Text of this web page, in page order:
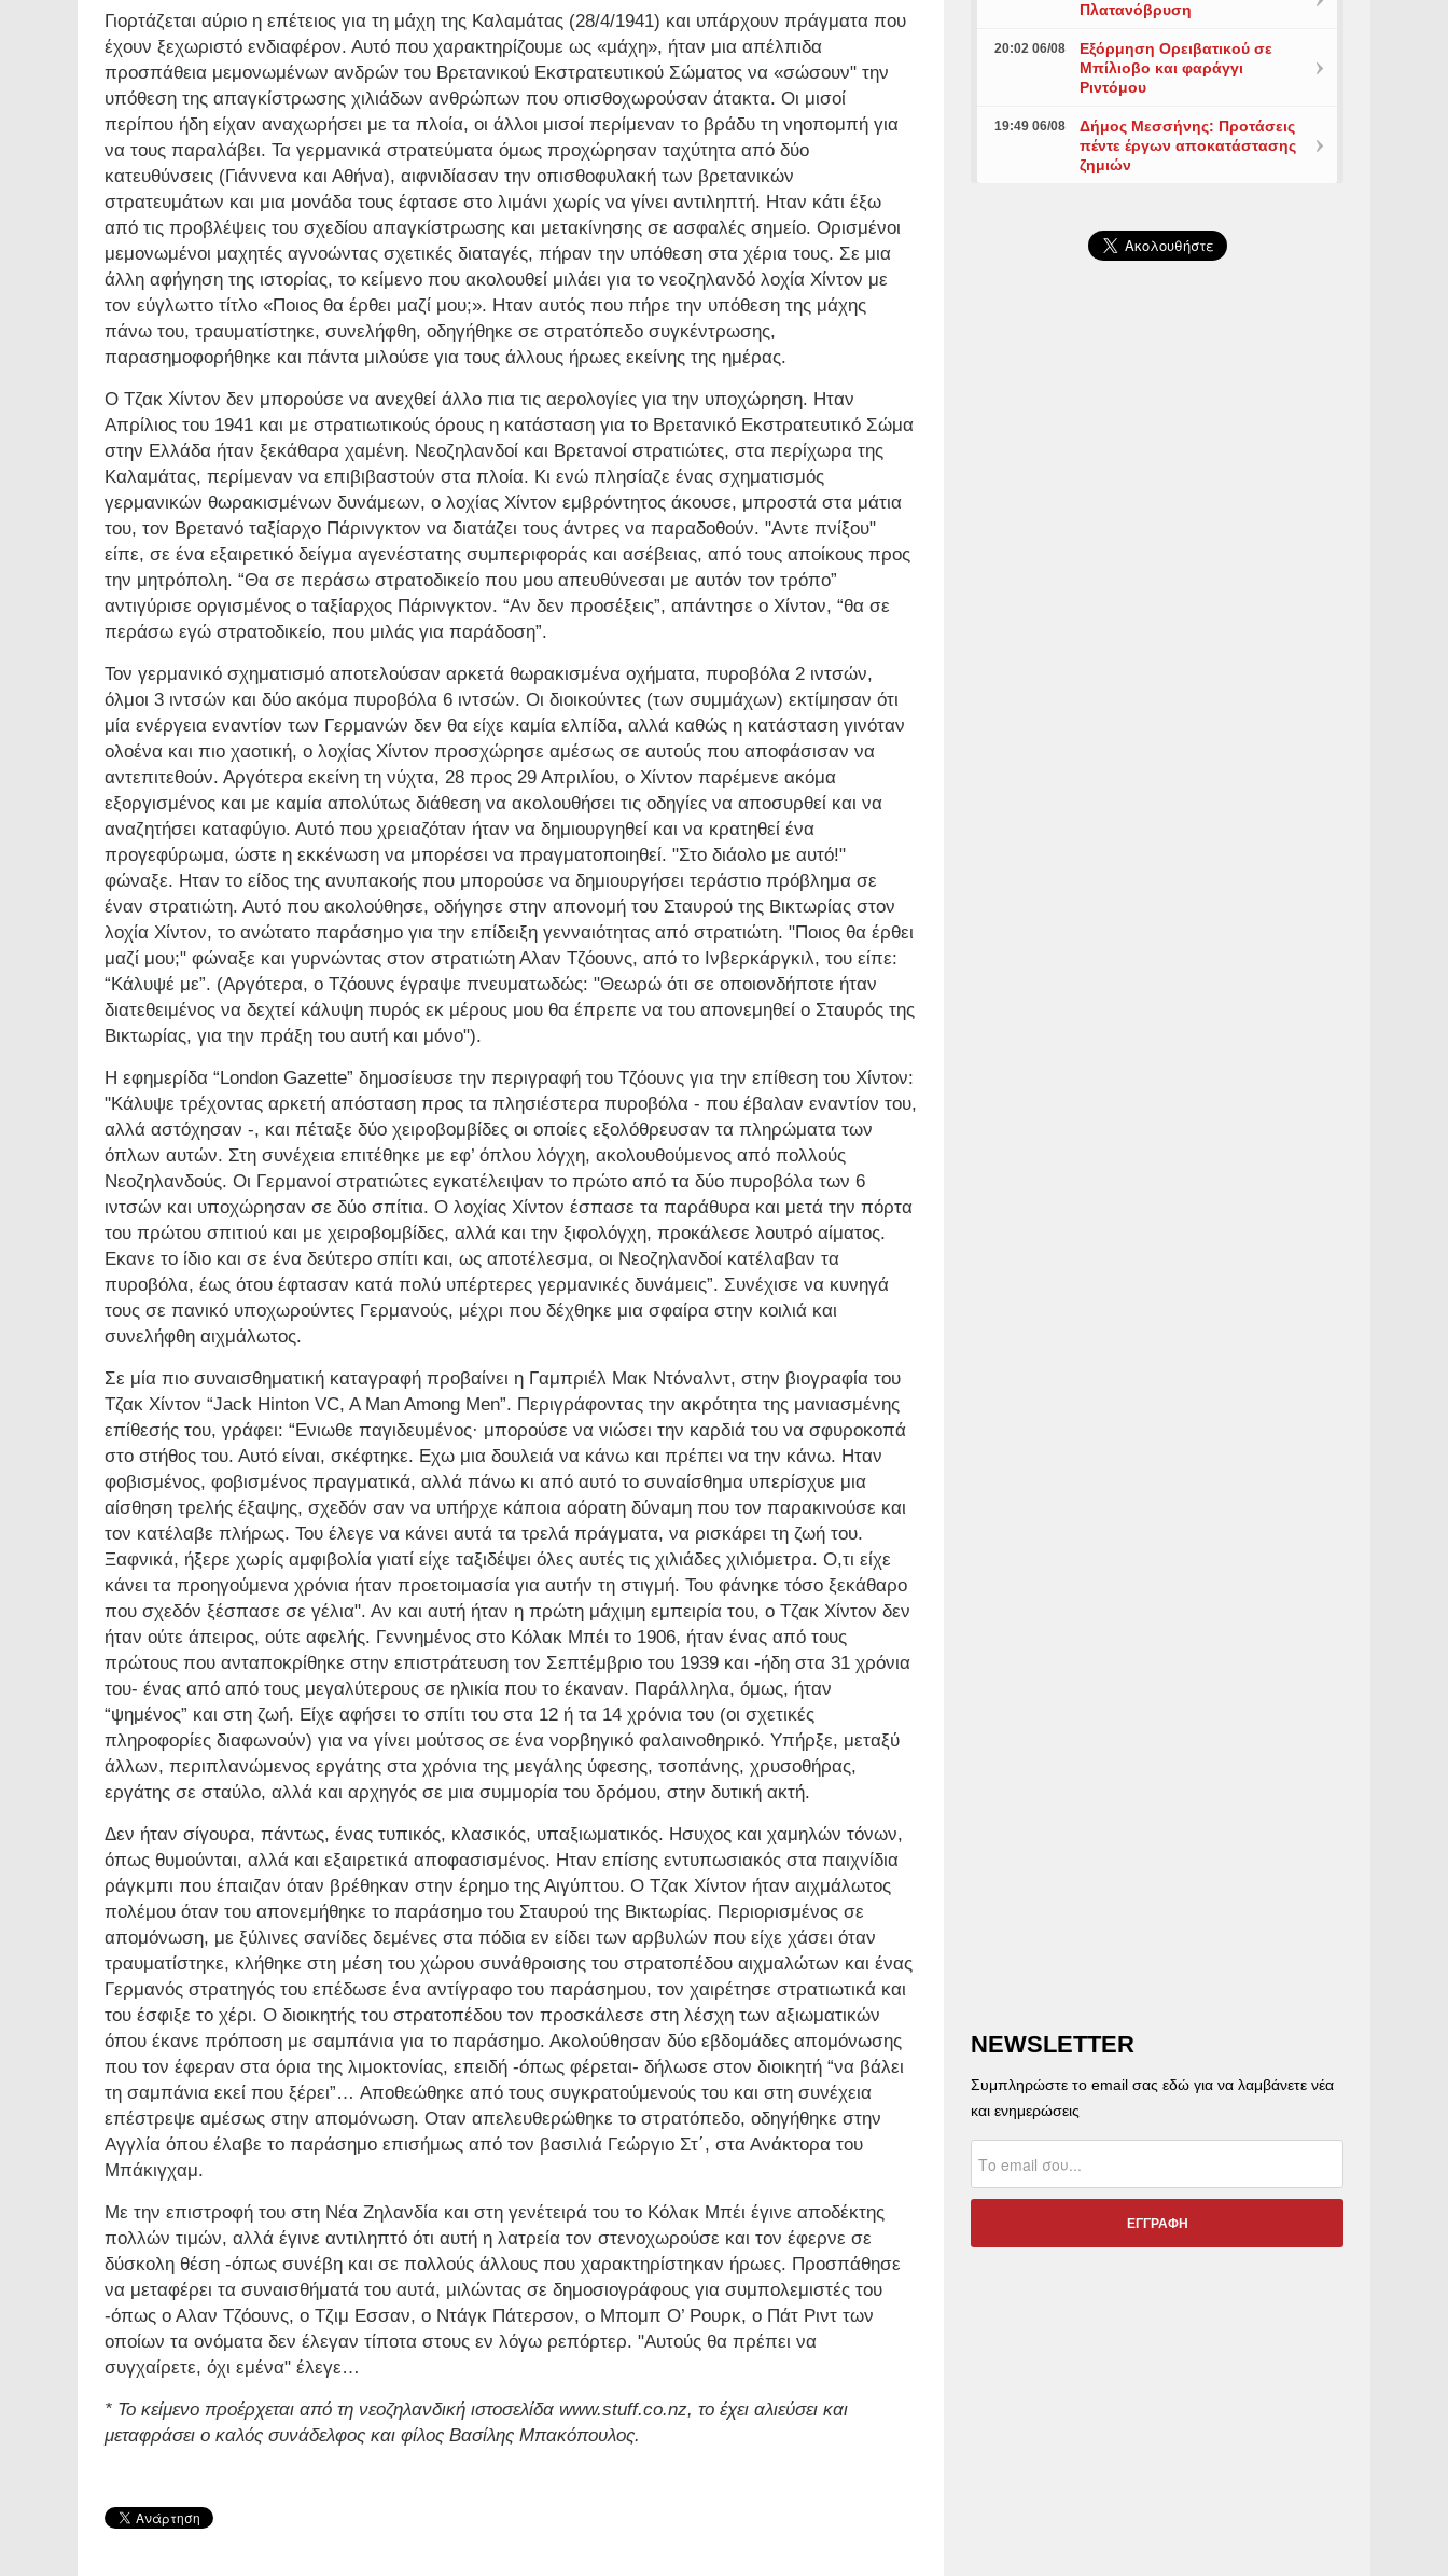
Γιορτάζεται αύριο η επέτειος για τη μάχη της Καλαμάτας (28/4/1941) και υπάρχουν πράγματα που
έχουν ξεχωριστό ενδιαφέρον. Αυτό που χαρακτηρίζουμε ως «μάχη», ήταν μια απέλπιδα
προσπάθεια μεμονωμένων ανδρών του Βρετανικού Εκστρατευτικού Σώματος να «σώσουν" την
υπόθεση της απαγκίστρωσης χιλιάδων ανθρώπων που οπισθοχωρούσαν άτακτα. Οι μισοί
περίπου ήδη είχαν αναχωρήσει με τα πλοία, οι άλλοι μισοί περίμεναν το βράδυ τη νηοπομπή για
να τους παραλάβει. Τα γερμανικά στρατεύματα όμως προχώρησαν ταχύτητα από δύο
κατευθύνσεις (Γιάννενα και Αθήνα), αιφνιδίασαν την οπισθοφυλακή των βρετανικών
στρατευμάτων και μια μονάδα τους έφτασε στο λιμάνι χωρίς να γίνει αντιληπτή. Ηταν κάτι έξω
από τις προβλέψεις του σχεδίου απαγκίστρωσης και μετακίνησης σε ασφαλές σημείο. Ορισμένοι
μεμονωμένοι μαχητές αγνοώντας σχετικές διαταγές, πήραν την υπόθεση στα χέρια τους. Σε μια
άλλη αφήγηση της ιστορίας, το κείμενο που ακολουθεί μιλάει για το νεοζηλανδό λοχία Χίντον με
τον εύγλωττο τίτλο «Ποιος θα έρθει μαζί μου;». Ηταν αυτός που πήρε την υπόθεση της μάχης
πάνω του, τραυματίστηκε, συνελήφθη, οδηγήθηκε σε στρατόπεδο συγκέντρωσης,
παρασημοφορήθηκε και πάντα μιλούσε για τους άλλους ήρωες εκείνης της ημέρας.
Ο Τζακ Χίντον δεν μπορούσε να ανεχθεί άλλο πια τις αερολογίες για την υποχώρηση. Ηταν
Απρίλιος του 1941 και με στρατιωτικούς όρους η κατάσταση για το Βρετανικό Εκστρατευτικό Σώμα
στην Ελλάδα ήταν ξεκάθαρα χαμένη. Νεοζηλανδοί και Βρετανοί στρατιώτες, στα περίχωρα της
Καλαμάτας, περίμεναν να επιβιβαστούν στα πλοία. Κι ενώ πλησίαζε ένας σχηματισμός
γερμανικών θωρακισμένων δυνάμεων, ο λοχίας Χίντον εμβρόντητος άκουσε, μπροστά στα μάτια
του, τον Βρετανό ταξίαρχο Πάρινγκτον να διατάζει τους άντρες να παραδοθούν. "Αντε πνίξου"
είπε, σε ένα εξαιρετικό δείγμα αγενέστατης συμπεριφοράς και ασέβειας, από τους αποίκους προς
την μητρόπολη. “Θα σε περάσω στρατοδικείο που μου απευθύνεσαι με αυτόν τον τρόπο”
αντιγύρισε οργισμένος ο ταξίαρχος Πάρινγκτον. “Αν δεν προσέξεις”, απάντησε ο Χίντον, “θα σε
περάσω εγώ στρατοδικείο, που μιλάς για παράδοση”.
Τον γερμανικό σχηματισμό αποτελούσαν αρκετά θωρακισμένα οχήματα, πυροβόλα 2 ιντσών,
όλμοι 3 ιντσών και δύο ακόμα πυροβόλα 6 ιντσών. Οι διοικούντες (των συμμάχων) εκτίμησαν ότι
μία ενέργεια εναντίον των Γερμανών δεν θα είχε καμία ελπίδα, αλλά καθώς η κατάσταση γινόταν
ολοένα και πιο χαοτική, ο λοχίας Χίντον προσχώρησε αμέσως σε αυτούς που αποφάσισαν να
αντεπιτεθούν. Αργότερα εκείνη τη νύχτα, 28 προς 29 Απριλίου, o Χίντον παρέμενε ακόμα
εξοργισμένος και με καμία απολύτως διάθεση να ακολουθήσει τις οδηγίες να αποσυρθεί και να
αναζητήσει καταφύγιο. Αυτό που χρειαζόταν ήταν να δημιουργηθεί και να κρατηθεί ένα
προγεφύρωμα, ώστε η εκκένωση να μπορέσει να πραγματοποιηθεί. "Στο διάολο με αυτό!"
φώναξε. Ηταν το είδος της ανυπακοής που μπορούσε να δημιουργήσει τεράστιο πρόβλημα σε
έναν στρατιώτη. Αυτό που ακολούθησε, οδήγησε στην απονομή του Σταυρού της Βικτωρίας στον
λοχία Χίντον, το ανώτατο παράσημο για την επίδειξη γενναιότητας από στρατιώτη. "Ποιος θα έρθει
μαζί μου;" φώναξε και γυρνώντας στον στρατιώτη Αλαν Τζόουνς, από το Ινβερκάργκιλ, του είπε:
“Κάλυψέ με”. (Αργότερα, ο Τζόουνς έγραψε πνευματωδώς: "Θεωρώ ότι σε οποιονδήποτε ήταν
διατεθειμένος να δεχτεί κάλυψη πυρός εκ μέρους μου θα έπρεπε να του απονεμηθεί ο Σταυρός της
Βικτωρίας, για την πράξη του αυτή και μόνο").
Η εφημερίδα “London Gazette” δημοσίευσε την περιγραφή του Τζόουνς για την επίθεση του Χίντον:
"Κάλυψε τρέχοντας αρκετή απόσταση προς τα πλησιέστερα πυροβόλα - που έβαλαν εναντίον του,
αλλά αστόχησαν -, και πέταξε δύο χειροβομβίδες οι οποίες εξολόθρευσαν τα πληρώματα των
όπλων αυτών. Στη συνέχεια επιτέθηκε με εφ’ όπλου λόγχη, ακολουθούμενος από πολλούς
Νεοζηλανδούς. Οι Γερμανοί στρατιώτες εγκατέλειψαν το πρώτο από τα δύο πυροβόλα των 6
ιντσών και υποχώρησαν σε δύο σπίτια. Ο λοχίας Χίντον έσπασε τα παράθυρα και μετά την πόρτα
του πρώτου σπιτιού και με χειροβομβίδες, αλλά και την ξιφολόγχη, προκάλεσε λουτρό αίματος.
Εκανε το ίδιο και σε ένα δεύτερο σπίτι και, ως αποτέλεσμα, οι Νεοζηλανδοί κατέλαβαν τα
πυροβόλα, έως ότου έφτασαν κατά πολύ υπέρτερες γερμανικές δυνάμεις”. Συνέχισε να κυνηγά
τους σε πανικό υποχωρούντες Γερμανούς, μέχρι που δέχθηκε μια σφαίρα στην κοιλιά και
συνελήφθη αιχμάλωτος.
Σε μία πιο συναισθηματική καταγραφή προβαίνει η Γαμπριέλ Μακ Ντόναλντ, στην βιογραφία του
Τζακ Χίντον “Jack Hinton VC, A Man Among Men”. Περιγράφοντας την ακρότητα της μανιασμένης
επίθεσής του, γράφει: “Ενιωθε παγιδευμένος· μπορούσε να νιώσει την καρδιά του να σφυροκοπά
στο στήθος του. Αυτό είναι, σκέφτηκε. Εχω μια δουλειά να κάνω και πρέπει να την κάνω. Ηταν
φοβισμένος, φοβισμένος πραγματικά, αλλά πάνω κι από αυτό το συναίσθημα υπερίσχυε μια
αίσθηση τρελής έξαψης, σχεδόν σαν να υπήρχε κάποια αόρατη δύναμη που τον παρακινούσε και
τον κατέλαβε πλήρως. Του έλεγε να κάνει αυτά τα τρελά πράγματα, να ρισκάρει τη ζωή του.
Ξαφνικά, ήξερε χωρίς αμφιβολία γιατί είχε ταξιδέψει όλες αυτές τις χιλιάδες χιλιόμετρα. Ο,τι είχε
κάνει τα προηγούμενα χρόνια ήταν προετοιμασία για αυτήν τη στιγμή. Του φάνηκε τόσο ξεκάθαρο
που σχεδόν ξέσπασε σε γέλια". Αν και αυτή ήταν η πρώτη μάχιμη εμπειρία του, ο Τζακ Χίντον δεν
ήταν ούτε άπειρος, ούτε αφελής. Γεννημένος στο Κόλακ Μπέι το 1906, ήταν ένας από τους
πρώτους που ανταποκρίθηκε στην επιστράτευση τον Σεπτέμβριο του 1939 και -ήδη στα 31 χρόνια
του- ένας από από τους μεγαλύτερους σε ηλικία που το έκαναν. Παράλληλα, όμως, ήταν
“ψημένος” και στη ζωή. Είχε αφήσει το σπίτι του στα 12 ή τα 14 χρόνια του (οι σχετικές
πληροφορίες διαφωνούν) για να γίνει μούτσος σε ένα νορβηγικό φαλαινοθηρικό. Υπήρξε, μεταξύ
άλλων, περιπλανώμενος εργάτης στα χρόνια της μεγάλης ύφεσης, τσοπάνης, χρυσοθήρας,
εργάτης σε σταύλο, αλλά και αρχηγός σε μια συμμορία του δρόμου, στην δυτική ακτή.
Δεν ήταν σίγουρα, πάντως, ένας τυπικός, κλασικός, υπαξιωματικός. Ησυχος και χαμηλών τόνων,
όπως θυμούνται, αλλά και εξαιρετικά αποφασισμένος. Ηταν επίσης εντυπωσιακός στα παιχνίδια
ράγκμπι που έπαιζαν όταν βρέθηκαν στην έρημο της Αιγύπτου. Ο Τζακ Χίντον ήταν αιχμάλωτος
πολέμου όταν του απονεμήθηκε το παράσημο του Σταυρού της Βικτωρίας. Περιορισμένος σε
απομόνωση, με ξύλινες σανίδες δεμένες στα πόδια εν είδει των αρβυλών που είχε χάσει όταν
τραυματίστηκε, κλήθηκε στη μέση του χώρου συνάθροισης του στρατοπέδου αιχμαλώτων και ένας
Γερμανός στρατηγός του επέδωσε ένα αντίγραφο του παράσημου, τον χαιρέτησε στρατιωτικά και
του έσφιξε το χέρι. Ο διοικητής του στρατοπέδου τον προσκάλεσε στη λέσχη των αξιωματικών
όπου έκανε πρόποση με σαμπάνια για το παράσημο. Ακολούθησαν δύο εβδομάδες απομόνωσης
που τον έφεραν στα όρια της λιμοκτονίας, επειδή -όπως φέρεται- δήλωσε στον διοικητή “να βάλει
τη σαμπάνια εκεί που ξέρει”… Aποθεώθηκε από τους συγκρατούμενούς του και στη συνέχεια
επέστρεψε αμέσως στην απομόνωση. Οταν απελευθερώθηκε το στρατόπεδο, οδηγήθηκε στην
Αγγλία όπου έλαβε το παράσημο επισήμως από τον βασιλιά Γεώργιο Στ΄, στα Ανάκτορα του
Μπάκιγχαμ.
Με την επιστροφή του στη Νέα Ζηλανδία και στη γενέτειρά του το Κόλακ Μπέι έγινε αποδέκτης
πολλών τιμών, αλλά έγινε αντιληπτό ότι αυτή η λατρεία τον στενοχωρούσε και τον έφερνε σε
δύσκολη θέση -όπως συνέβη και σε πολλούς άλλους που χαρακτηρίστηκαν ήρωες. Προσπάθησε
να μεταφέρει τα συναισθήματά του αυτά, μιλώντας σε δημοσιογράφους για συμπολεμιστές του
-όπως ο Αλαν Τζόουνς, ο Τζιμ Εσσαν, ο Ντάγκ Πάτερσον, ο Μπομπ Ο’ Ρουρκ, ο Πάτ Ριντ των
οποίων τα ονόματα δεν έλεγαν τίποτα στους εν λόγω ρεπόρτερ. "Αυτούς θα πρέπει να
συγχαίρετε, όχι εμένα" έλεγε…
* Το κείμενο προέρχεται από τη νεοζηλανδική ιστοσελίδα www.stuff.co.nz, το έχει αλιεύσει και
μεταφράσει ο καλός συνάδελφος και φίλος Βασίλης Μπακόπουλος.
Πλατανόβρυση
20:02 06/08
Εξόρμηση Ορειβατικού σε
Μπίλιοβο και φαράγγι
Ριντόμου
19:49 06/08
Δήμος Μεσσήνης: Προτάσεις
πέντε έργων αποκατάστασης
ζημιών
NEWSLETTER
Συμπληρώστε το email σας εδώ για να λαμβάνετε νέα
και ενημερώσεις